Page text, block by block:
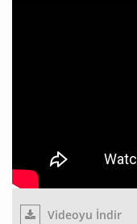
Videoyu İndir